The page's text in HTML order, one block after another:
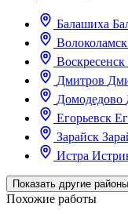
Балашиха
Волоколамск
Воскресенск
Дмитров
Домодедово
Егорьевск
Зарайск
Истра
Показать другие районы
Похожие работы